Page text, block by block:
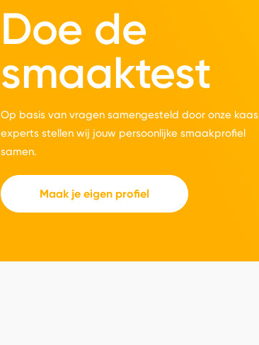
Doe de
smaaktest
Op basis van vragen samengesteld door onze kaas
experts stellen wij jouw persoonlijke smaakprofiel
samen.
Maak je eigen profiel